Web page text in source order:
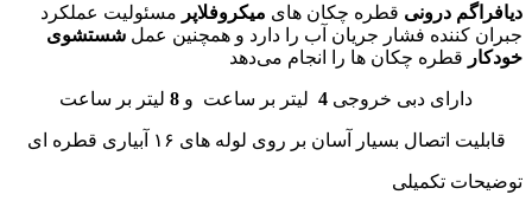
دیافراگم درونی قطره چکان های میکروفلاپر مسئولیت عملکرد
جبران کننده فشار جریان آب را دارد و همچنین عمل شستشوی
خودکار قطره چکان ها را انجام می‌دهد
دارای دبی خروجی لیتر بر ساعت و لیتر بر ساعت
قابلیت اتصال بسیار آسان بر روی لوله های ۱۶ آبیاری قطره ای
توضیحات تکمیلی